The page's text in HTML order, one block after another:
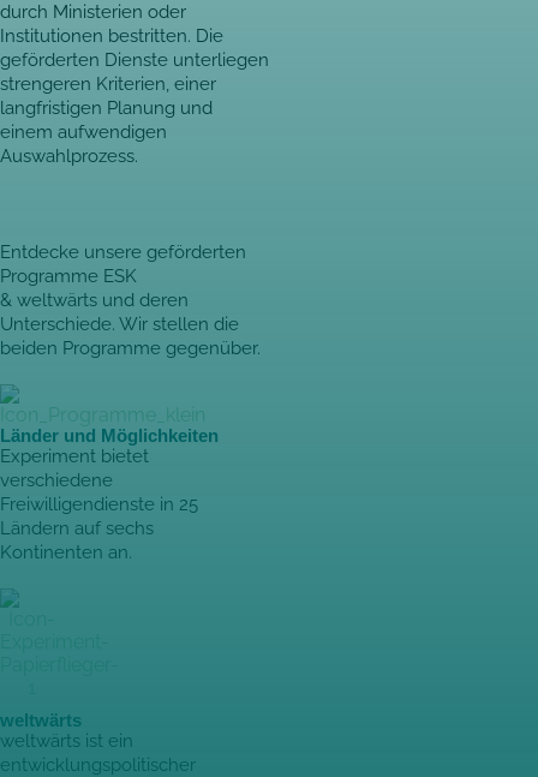
durch Ministerien oder
Institutionen bestritten. Die
geförderten Dienste unterliegen
strengeren Kriterien, einer
langfristigen Planung und
einem aufwendigen
Auswahlprozess.
Entdecke unsere geförderten
Programme ESK
& weltwärts und deren
Unterschiede. Wir stellen die
beiden Programme gegenüber.
Länder und Möglichkeiten
Experiment bietet
verschiedene
Freiwilligendienste in 25
Ländern auf sechs
Kontinenten an.
weltwärts
weltwärts ist ein
entwicklungspolitischer